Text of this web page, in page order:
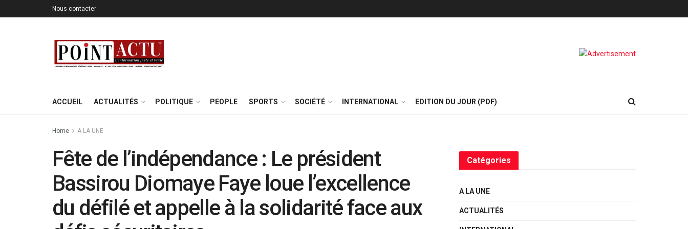
Nous contacter
ACCUEIL ACTUALITÉS POLITIQUE PEOPLE SPORTS SOCIÉTÉ INTERNATIONAL EDITION DU JOUR (PDF)
Home A LA UNE
Fête de l’indépendance : Le président
Bassirou Diomaye Faye loue l’excellence
du défilé et appelle à la solidarité face aux
Catégories
A LA UNE
ACTUALITÉS